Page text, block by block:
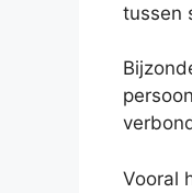
tussen
Vooral